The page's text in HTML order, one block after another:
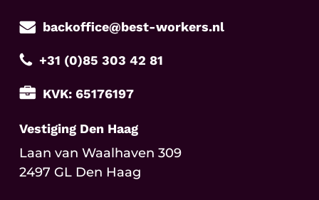
backoffice@best-workers.nl
+31 (0)85 303 42 81
KVK: 65176197
Vestiging Den Haag
Laan van Waalhaven 309
2497 GL Den Haag